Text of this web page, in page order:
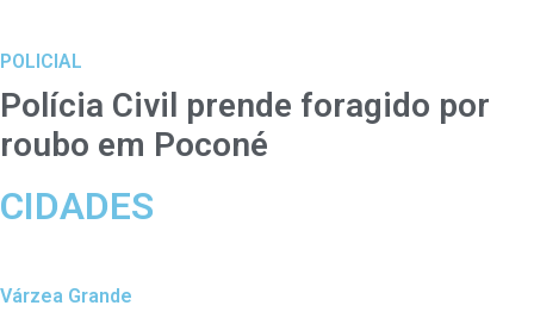
POLICIAL
Polícia Civil prende foragido por
roubo em Poconé
CIDADES
Várzea Grande